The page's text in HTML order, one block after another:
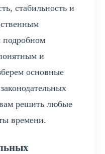
стабильность и
и
основные
решить любые
времени.